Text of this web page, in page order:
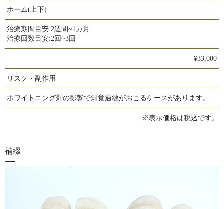
ホーム(上下)
治療期間目安:2週間~1カ月
治療回数目安:2回~3回
¥33,000
リスク・副作用
ホワイトニング剤の影響で知覚過敏がおこるケースがあります。
※表示価格は税込です。
補綴